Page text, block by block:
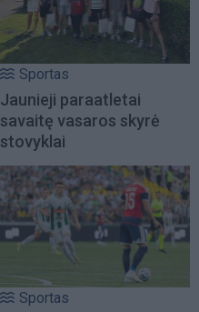
Sportas
Jaunieji paraatletai
savaitę vasaros skyrė
stovyklai
Sportas